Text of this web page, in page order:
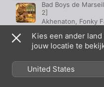
Bad Boys de
2]
Akhenaton
Fonky
originale du film
Fonky Family
Art de rue
Fonky Family
Kies een ander
jouw locatie te
United States